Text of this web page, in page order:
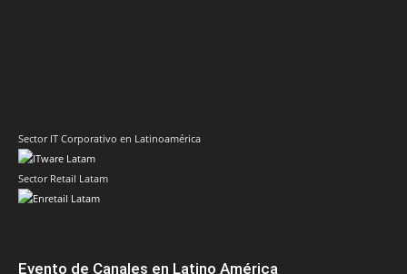
Sector IT Corporativo en Latinoamérica
Sector Retail Latam
Evento de Canales en Latino América